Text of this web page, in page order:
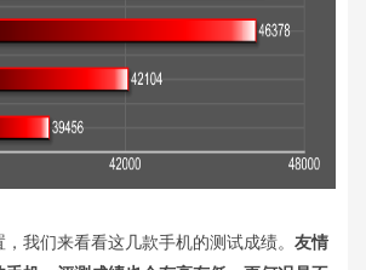
们来看看这几款手机的测试成绩。 友情